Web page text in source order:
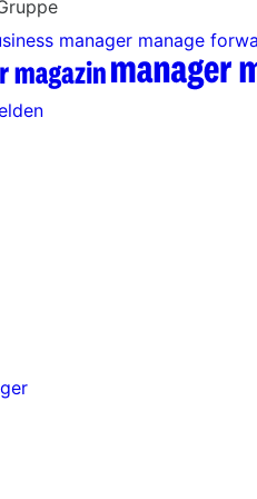
manager manage